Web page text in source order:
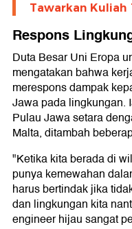
Tawarkan Kuliah
Respons
Duta Besar Uni Eropa
mengatakan bahwa
merespons dampak
Jawa pada lingkungan.
Pulau Jawa setara
Malta, ditambah
"Ketika kita berada di
punya kemewahan
harus bertindak jika
dan lingkungan kita
engineer hijau sangat